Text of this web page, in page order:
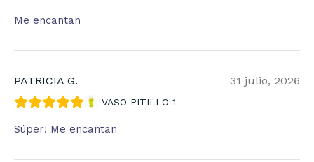
Me encantan
PATRICIA G. 31 julio, 2026
VASO PITILLO 1
Súper! Me encantan